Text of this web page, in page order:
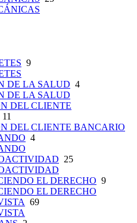
9
DE LA SALUD 4
DE LA SALUD
DEL CLIENTE
11
DEL CLIENTE BANCARIO
4
25
EL DERECHO 9
EL DERECHO
69